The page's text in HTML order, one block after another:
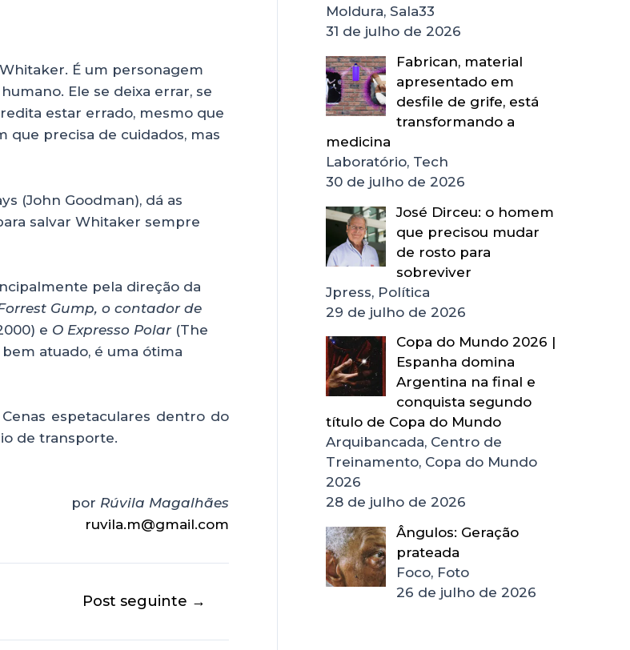
É um personagem
Ele se deixa errar, se
estar errado, mesmo que
que precisa de cuidados, mas
(John Goodman), dá as
salvar Whitaker sempre
pela direção da
Gump, o contador de
e O Expresso Polar(The
atuado, é uma ótima
espetaculares dentro do
de transporte.
por Rúvila Magalhães
ruvila.m@gmail.com
Post seguinte →
Moldura, Sala33
31 de julho de 2026
Fabrican, material
apresentado em
desfile de grife, está
transformando a
medicina
Laboratório, Tech
30 de julho de 2026
José Dirceu: o homem
que precisou mudar
de rosto para
sobreviver
Jpress, Política
29 de julho de 2026
Copa do Mundo 2026 |
Espanha domina
Argentina na final e
conquista segundo
título de Copa do Mundo
Arquibancada, Centro de
Treinamento, Copa do Mundo
2026
28 de julho de 2026
Ângulos: Geração
prateada
Foco, Foto
26 de julho de 2026